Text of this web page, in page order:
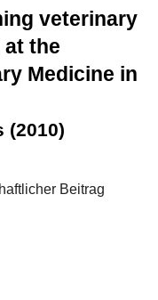
veterinary
the
Medicine in
(2010)
Beitrag